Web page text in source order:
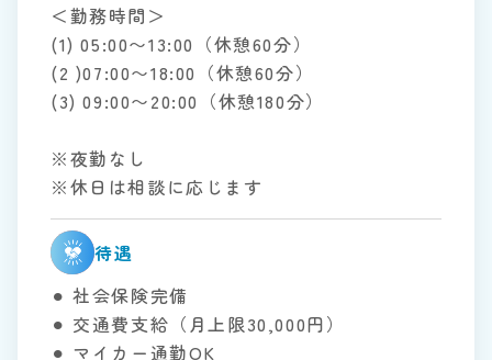
＜勤務時間＞
(1) 05:00〜13:00（休憩60分）
(2 )07:00〜18:00（休憩60分）
(3) 09:00〜20:00（休憩180分）
※夜勤なし
※休日は相談に応じます
待遇
⚫︎ 社会保険完備
⚫︎ 交通費支給（月上限30,000円）
⚫︎ マイカー通勤OK